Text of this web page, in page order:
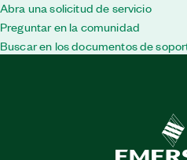
Abra una solicitud de servicio
Preguntar en la comunidad
Buscar en los documentos de